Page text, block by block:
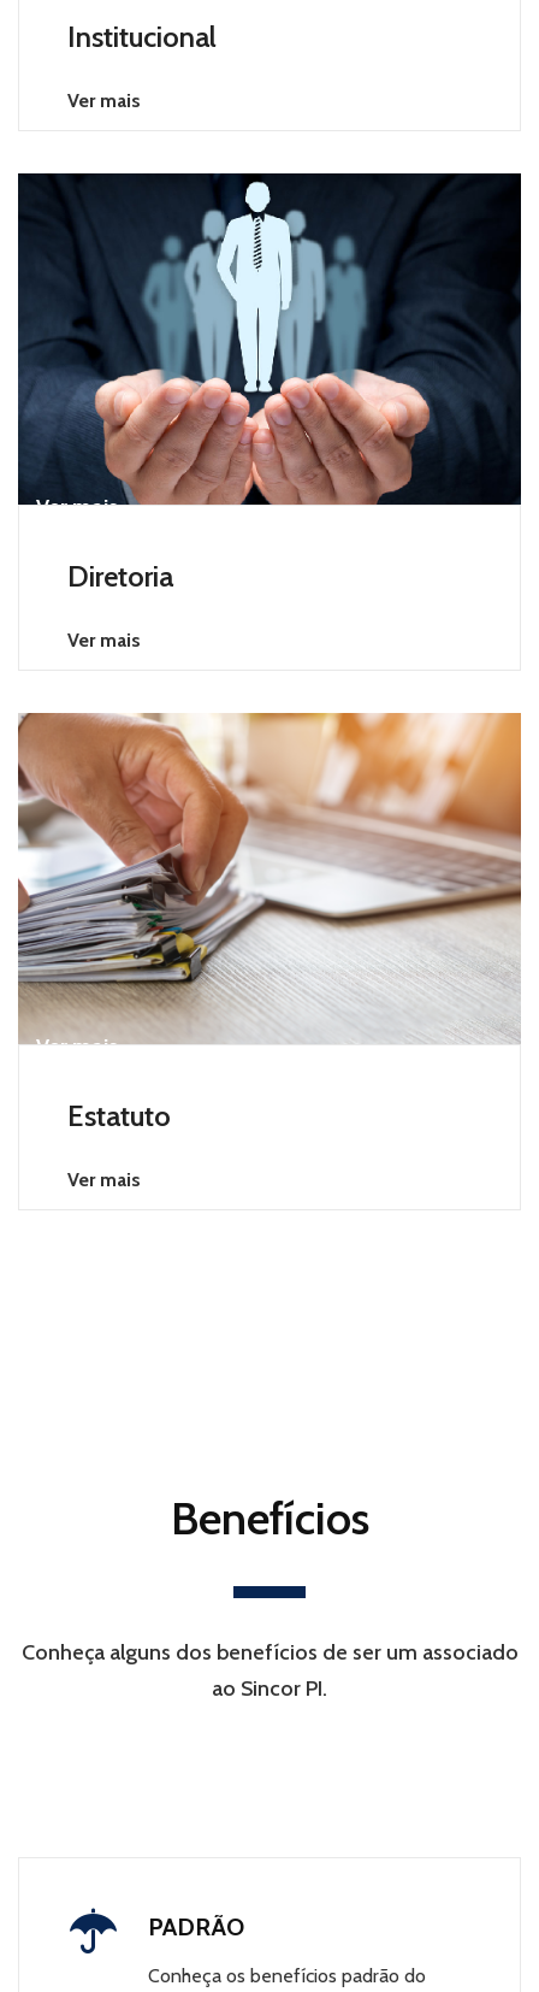
Institucional
Ver mais
Ver mais
Diretoria
Ver mais
Ver mais
Estatuto
Ver mais
Benefícios
Conheça alguns dos benefícios de ser um associado
ao Sincor PI.
PADRÃO
Conheça os benefícios padrão do